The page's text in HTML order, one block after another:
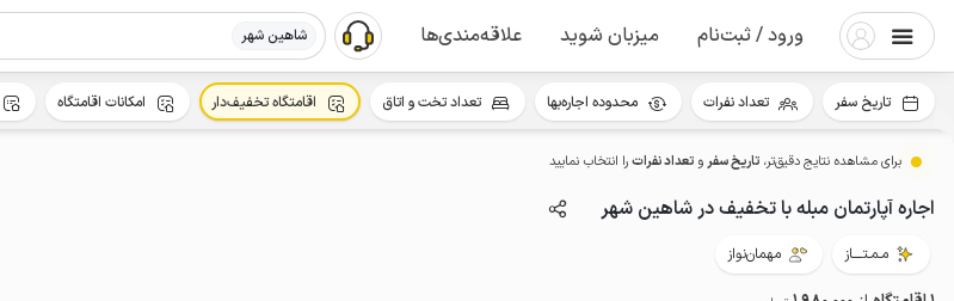
ورود / ثبت‌نام میزبان شوید علاقه‌مندی‌ها شاهین شهر
برای مشاهده نتایج دقیق‌تر، تاریخ سفرو تعداد نفراترا انتخاب نمایید
اجاره آپارتمان مبله با تخفیف در شاهین شهر
مـمـتــــاز مهمان‌نواز
تاریخ سفر تعداد نفرات محدوده اجاره‌بها تعداد تخت و اتاق اقامتگاه تخفیف‌دار امکانات اقامتگاه